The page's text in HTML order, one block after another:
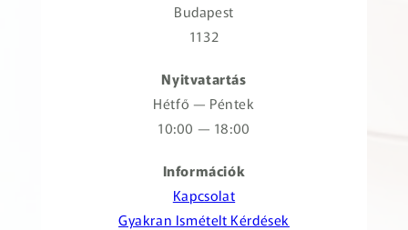
Budapest
1132
Nyitvatartás
Hétfő — Péntek
10:00 — 18:00
Információk
Kapcsolat
Gyakran Ismételt Kérdések